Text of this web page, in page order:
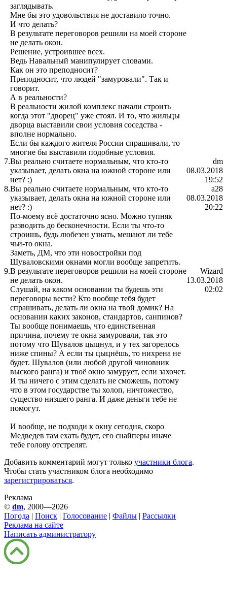
заглядывать.
Мне бы это удовольствия не доставило точно.
И что делать?
В результате переговоров решили на моей стороне
не делать окон.
Решение, устроившее всех.
Ведь Навальный манипулирует словами.
Как он это преподносит?
Преподносит, что людей "замуровали". Так и
говорит.
А в реальности?
В реальности жилой комплекс начали строить
когда этот "дворец" уже стоял. И то, что жильцы
дворца выставили свои условия соседства -
вполне нормально.
Если бы каждого жителя России спрашивали, то
многие бы выставили подобные условия.
7.Вы реально считаете нормальным, что кто-то
указывает, делать окна на южной стороне или
нет? :)
dm
08.03.2018
19:52
8.Вы реально считаете нормальным, что кто-то
указывает, делать окна на южной стороне или
нет? :)
По-моему всё достаточно ясно. Можно тупняк
разводить до бесконечности. Если ты что-то
строишь, будь любезен узнать, мешают ли тебе
чьи-то окна.
Заметь, ДМ, что эти новостройки под
Шуваловскими окнами могли вообще запретить.
a28
08.03.2018
20:22
9.В результате переговоров решили на моей стороне
не делать окон.
Слушай, на каком основании ты будешь эти
переговоры вести? Кто вообще тебя будет
спрашивать, делать ли окна на твой домик? На
основании каких законов, стандартов, санпинов?
Ты вообще понимаешь, что единственная
причина, почему те окна замуровали, так это
потому что Шувалов цыцнул, и у тех загорелось
ниже спины? А если ты цыцнёшь, то нихрена не
будет. Шувалов (или любой другой чиновник
выского ранга) и твоё окно замурует, если захочет.
И ты ничего с этим сделать не сможешь, потому
что в этом государстве ты холоп, ничтожество,
существо низшего ранга. И даже деньги тебе не
помогут.
И вообще, не подходи к окну сегодня, скоро
Медведев там ехать будет, его снайперы иначе
тебе голову отстрелят.
Wizard
13.03.2018
02:02
Добавить комментарий могут только участники блога.
Чтобы стать участником блога необходимо
зарегистрироваться.
Реклама
© dm, 2000—2026
Погода | Поиск | Голосование | Файлы | Рассылки
Реклама на сайте
Написать администратору